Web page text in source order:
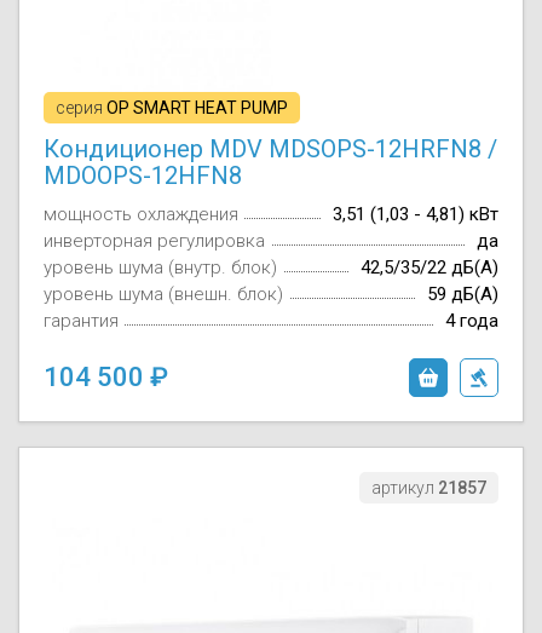
серия OP SMART HEAT PUMP
Кондиционер MDV MDSOPS-12HRFN8 /
MDOOPS-12HFN8
мощность охлаждения
3,51 (1,03 - 4,81) кВт
инверторная регулировка
да
уровень шума (внутр. блок)
42,5/35/22 дБ(А)
уровень шума (внешн. блок)
59 дБ(А)
гарантия
4 года
104 500
артикул 21857